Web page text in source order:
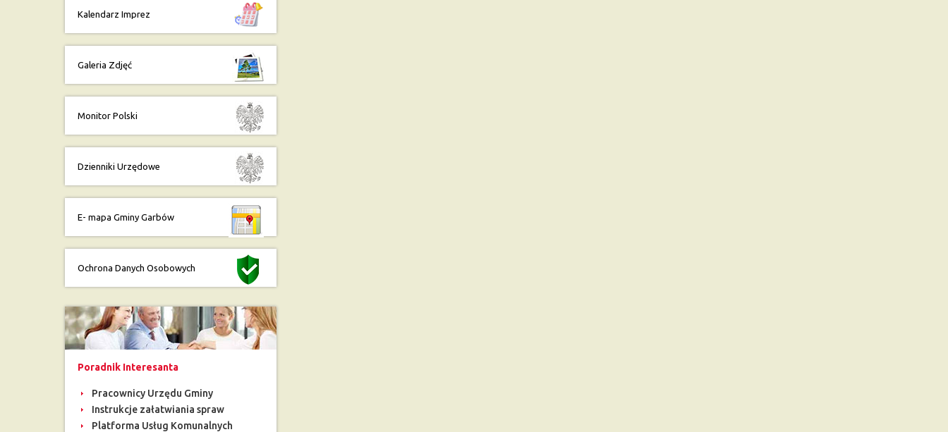
Kalendarz Imprez
Galeria Zdjęć
Monitor Polski
Dzienniki Urzędowe
E- mapa Gminy Garbów
Ochrona Danych Osobowych
Poradnik Interesanta
Pracownicy Urzędu Gminy
Instrukcje załatwiania spraw
Platforma Usług Komunalnych